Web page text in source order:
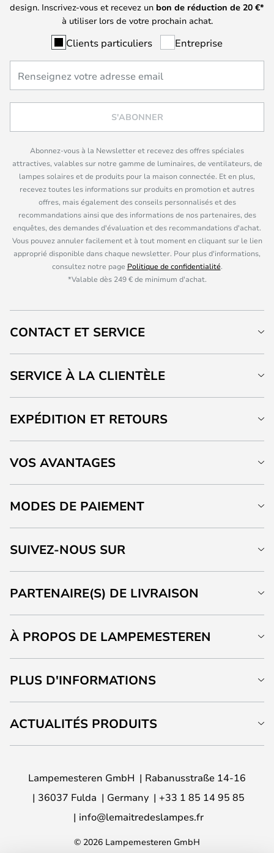
design. Inscrivez-vous et recevez un bon de réduction de 20 €*
à utiliser lors de votre prochain achat.
Clients particuliers Entreprise
S'ABONNER
Abonnez-vous à la Newsletter et recevez des offres spéciales
attractives, valables sur notre gamme de luminaires, de ventilateurs, de
lampes solaires et de produits pour la maison connectée. Et en plus,
recevez toutes les informations sur produits en promotion et autres
offres, mais également des conseils personnalisés et des
recommandations ainsi que des informations de nos partenaires, des
enquêtes, des demandes d'évaluation et des recommandations d'achat.
Vous pouvez annuler facilement et à tout moment en cliquant sur le lien
approprié disponible dans chaque newsletter. Pour plus d'informations,
consultez notre page Politique de confidentialité.
*Valable dès 249 € de minimum d'achat.
CONTACT ET SERVICE
SERVICE À LA CLIENTÈLE
EXPÉDITION ET RETOURS
VOS AVANTAGES
MODES DE PAIEMENT
SUIVEZ-NOUS SUR
PARTENAIRE(S) DE LIVRAISON
À PROPOS DE LAMPEMESTEREN
PLUS D'INFORMATIONS
ACTUALITÉS PRODUITS
Lampemesteren GmbH
Rabanusstraße 14-16
36037 Fulda
Germany
+33 1 85 14 95 85
info@lemaitredeslampes.fr
© 2026 Lampemesteren GmbH